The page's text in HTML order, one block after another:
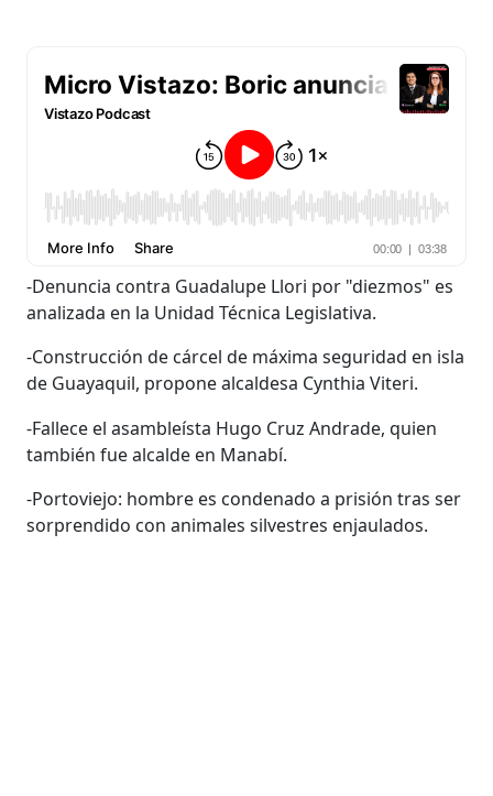
-Denuncia contra Guadalupe Llori por "diezmos" es
analizada en la Unidad Técnica Legislativa.
-Construcción de cárcel de máxima seguridad en isla
de Guayaquil, propone alcaldesa Cynthia Viteri.
-Fallece el asambleísta Hugo Cruz Andrade, quien
también fue alcalde en Manabí.
-Portoviejo: hombre es condenado a prisión tras ser
sorprendido con animales silvestres enjaulados.